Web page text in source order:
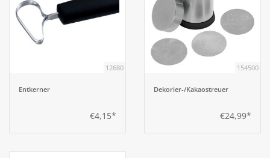
12680
Entkerner
€4,15*
154500
Dekorier-/Kakaostreuer
€24,99*